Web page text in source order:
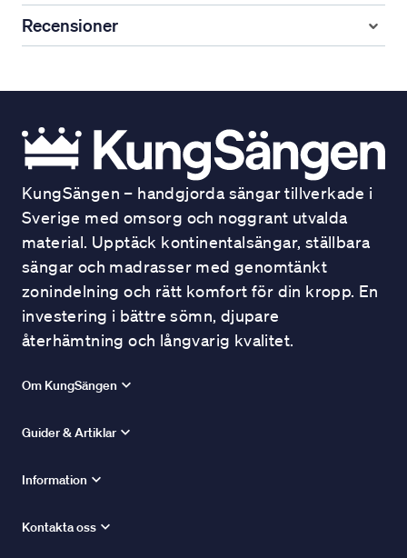
Recensioner
KungSängen – handgjorda sängar tillverkade i
Sverige med omsorg och noggrant utvalda
material. Upptäck kontinentalsängar, ställbara
sängar och madrasser med genomtänkt
zonindelning och rätt komfort för din kropp. En
investering i bättre sömn, djupare
återhämtning och långvarig kvalitet.
Om KungSängen
Guider & Artiklar
Information
Kontakta oss